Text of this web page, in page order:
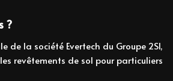
?
de la société Evertech du Groupe 2SI,
revêtements de sol pour particuliers